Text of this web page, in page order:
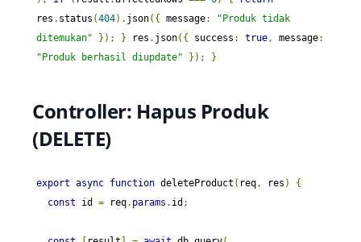
res . status (404). json({ message:
"Produk tidak
ditemukan"
}); } res . json({ success : true , message:
"Produk berhasil diupdate"
}); }
Controller: Hapus Produk
(DELETE)
export async function deleteProduct ( req , res )
{
const id = req. params . id ;